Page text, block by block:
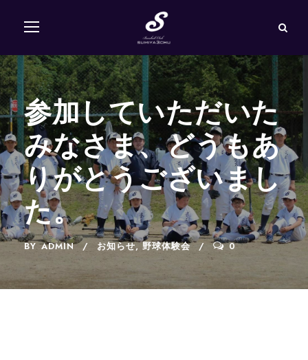
参加していただいた
みなさま、どうもあ
りがとうございまし
た。
BY ADMIN お知らせ, 野球体験会 0